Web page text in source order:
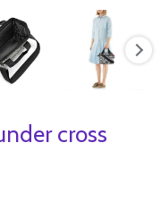
cross